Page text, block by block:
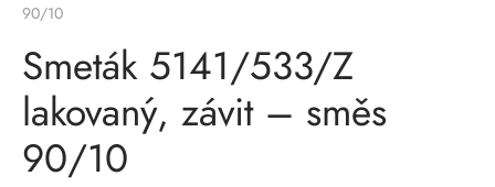
90/10
Smeták 5141/533/Z
lakovaný, závit – směs
90/10